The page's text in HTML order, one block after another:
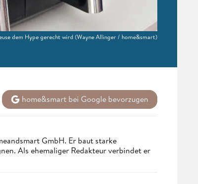
dem Hype gerecht wird (Wayne Allinger / home&smart)
home&smart bei Google bevorzugen
GmbH. Er baut starke
Als ehemaliger Redakteur verbindet er